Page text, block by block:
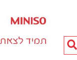
חיפוש
מוצרים...